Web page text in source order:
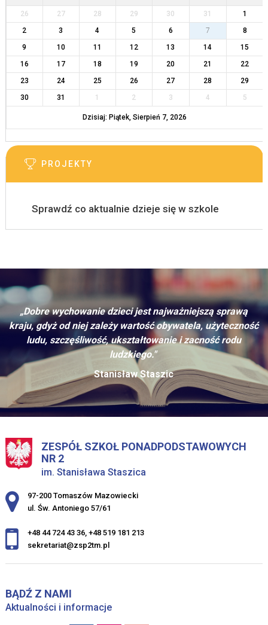
26 27 28 29 30 31
1
2
3 4 5 6 7
8
9
10 11 12 13 14
15
16
17 18 19 20 21
22
23
24 25 26 27 28
29
30
31 1 2 3 4 5
Dzisiaj: Piątek, Sierpień 7, 2026
PROJEKTY
Sprawdź co aktualnie dzieje się w szkole
„Dobre wychowanie dzieci jest najważniejszą sprawą
kraju, gdyż od niej zależy wartość obywatela, użyteczność
ludu, szczęśliwość, ukształtowanie i zacność rodu
ludzkiego."
Stanisław Staszic
ZESPÓŁ SZKOŁ PONADPODSTAWOWYCH
NR 2
im. Stanisława Staszica
Adres pocztowy:
97-200 Tomaszów Mazowiecki
ul. Św. Antoniego 57/61
+48 44 724 43 36, +48 519 181 213
sekretariat@zsp2tm.pl
BĄDŹ Z NAMI
Aktualności i informacje